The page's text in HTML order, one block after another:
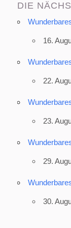
DIE
16.
22.
23.
29.
30.